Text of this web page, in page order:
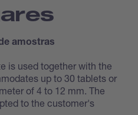
amostras
is used together with the
up to 30 tablets or
of 4 to 12 mm. The
to the customer's